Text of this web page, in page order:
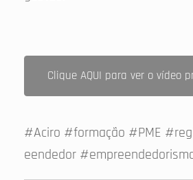
Clique AQUI para ver o vídeo
#Aciro #formação #PME
eendedor